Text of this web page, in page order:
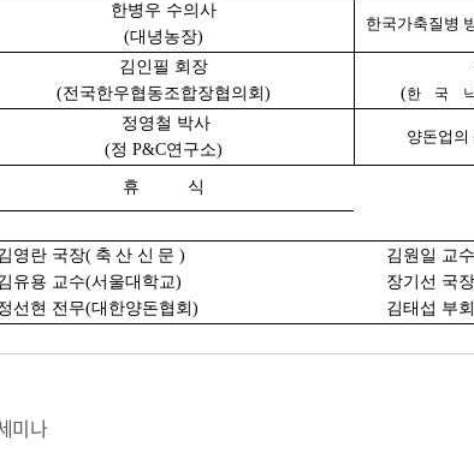
한병우 수의사
(대녕농장)
한국가축질병
김인필 회장
(전국한우협동조합장협의회)
(한국
정영철 박사
(정 P&C연구소)
양돈업의
휴 식
영란 국장(축산신문)
유용 교수(서울대학교)
선현 전무(대한양돈협회)
김원일 교수
장기선 국
김태섭 부
미나